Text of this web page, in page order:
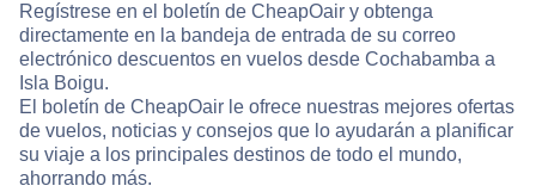
Regístrese en el boletín de CheapOair y obtenga
directamente en la bandeja de entrada de su correo
electrónico descuentos en vuelos desde Cochabamba a
Isla Boigu.
El boletín de CheapOair le ofrece nuestras mejores ofertas
de vuelos, noticias y consejos que lo ayudarán a planificar
su viaje a los principales destinos de todo el mundo,
ahorrando más.